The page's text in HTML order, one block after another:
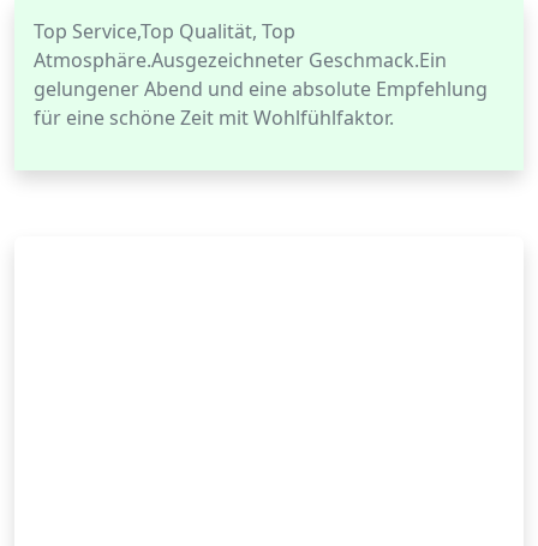
Top Service,Top Qualität, Top
Atmosphäre.Ausgezeichneter Geschmack.Ein
gelungener Abend und eine absolute Empfehlung
für eine schöne Zeit mit Wohlfühlfaktor.